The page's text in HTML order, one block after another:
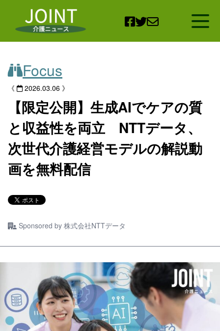
Focus
《 2026.03.06 》
【限定公開】生成AIでケアの質
と収益性を両立 NTTデータ、
次世代介護経営モデルの解説動
画を無料配信
Sponsored by 株式会社NTTデータ